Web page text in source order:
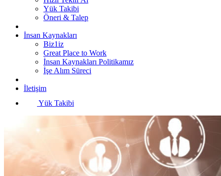
Yük Takibi
Öneri & Talep
İnsan Kaynakları
Biz1iz
Great Place to Work
İnsan Kaynakları Politikamız
İşe Alım Süreci
İletişim
Yük Takibi